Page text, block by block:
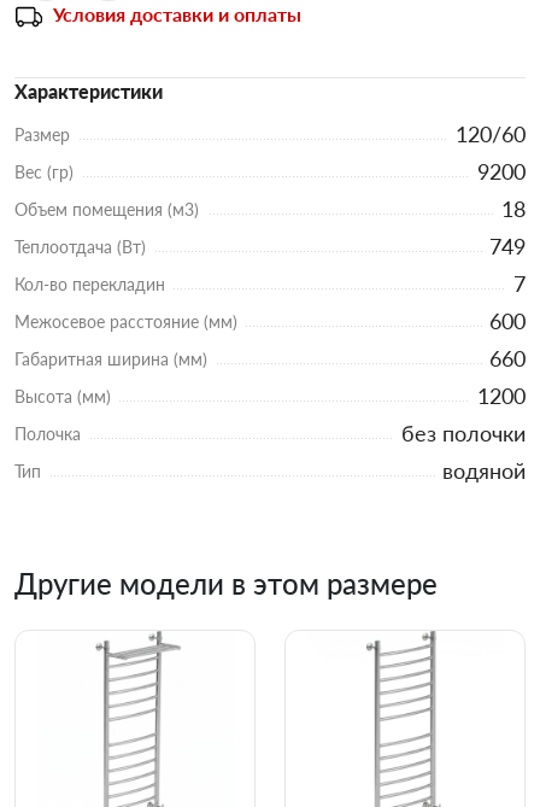
Условия доставки и оплаты
Характеристики
Размер 120/60
Вес (гр) 9200
Объем помещения (м3) 18
Теплоотдача (Вт) 749
Кол-во перекладин 7
Межосевое расстояние (мм) 600
Габаритная ширина (мм) 660
Высота (мм) 1200
Полочка без полочки
Тип водяной
Другие модели в этом размере